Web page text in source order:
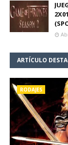
ARTÍCULO
RODAJES